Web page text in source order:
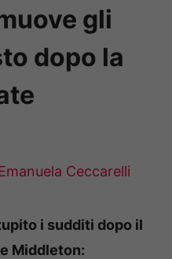
gli
dopo la
Ceccarelli
i sudditi dopo il
Middleton: